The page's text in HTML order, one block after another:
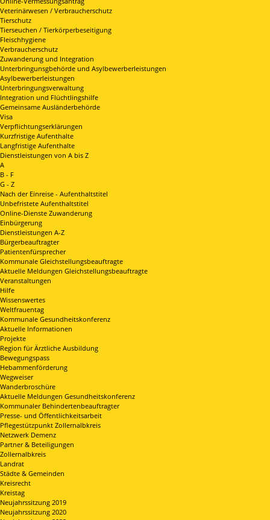
Veterinärwesen / Verbraucherschutz
Tierschutz
Tierseuchen / Tierkörperbeseitigung
Fleischhygiene
Verbraucherschutz
Zuwanderung und Integration
Unterbringunsgbehörde und Asylbewerberleistungen
Asylbewerberleistungen
Unterbringungsverwaltung
Integration und Flüchtlingshilfe
Gemeinsame Ausländerbehörde
Visa
Verpflichtungserklärungen
Kurzfristige Aufenthalte
Langfristige Aufenthalte
Dienstleistungen von A bis Z
A
B - F
G - Z
Nach der Einreise - Aufenthaltstitel
Unbefristete Aufenthaltstitel
Online-Dienste Zuwanderung
Einbürgerung
Dienstleistungen A-Z
Bürgerbeauftragter
Patientenfürsprecher
Kommunale Gleichstellungsbeauftragte
Aktuelle Meldungen Gleichstellungsbeauftragte
Veranstaltungen
Hilfe
Wissenswertes
Weltfrauentag
Kommunale Gesundheitskonferenz
Aktuelle Informationen
Projekte
Region für Ärztliche Ausbildung
Bewegungspass
Hebammenförderung
Wegweiser
Wanderbroschüre
Aktuelle Meldungen Gesundheitskonferenz
Kommunaler Behindertenbeauftragter
Presse- und Öffentlichkeitsarbeit
Pflegestützpunkt Zollernalbkreis
Netzwerk Demenz
Partner & Beteiligungen
Zollernalbkreis
Landrat
Städte & Gemeinden
Kreisrecht
Kreistag
Neujahrssitzung 2019
Neujahrssitzung 2020